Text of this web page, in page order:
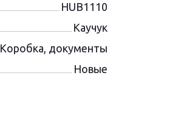
HUB1110
Каучук
Коробка, документы
Новые